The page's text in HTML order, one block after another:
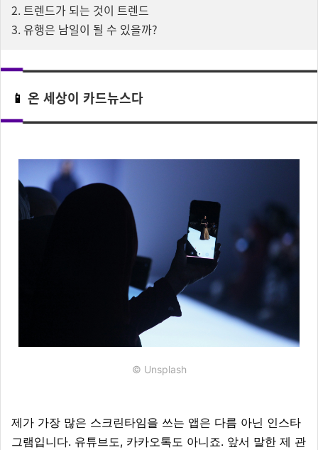
2. 트렌드가 되는 것이 트렌드
3. 유행은 남일이 될 수 있을까?
📱 온 세상이 카드뉴스다
© Unsplash
제가 가장 많은 스크린타임을 쓰는 앱은 다름 아닌 인스타
그램입니다. 유튜브도, 카카오톡도 아니죠. 앞서 말한 제 관